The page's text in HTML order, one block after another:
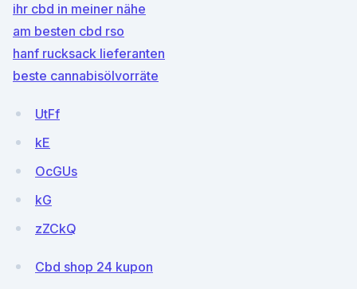
ihr cbd in meiner nähe
am besten cbd rso
hanf rucksack lieferanten
beste cannabisölvorräte
UtFf
kE
OcGUs
kG
zZCkQ
Cbd shop 24 kupon